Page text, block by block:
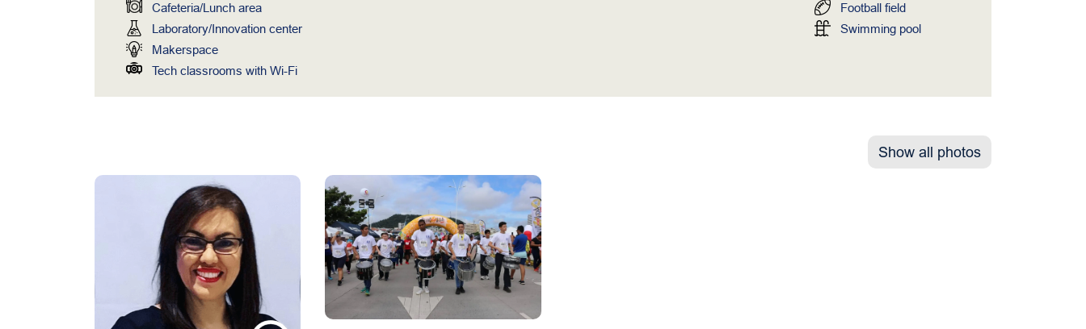
Cafeteria/Lunch area
Laboratory/Innovation center
Makerspace
Tech classrooms with Wi-Fi
Football field
Swimming pool
Show all photos